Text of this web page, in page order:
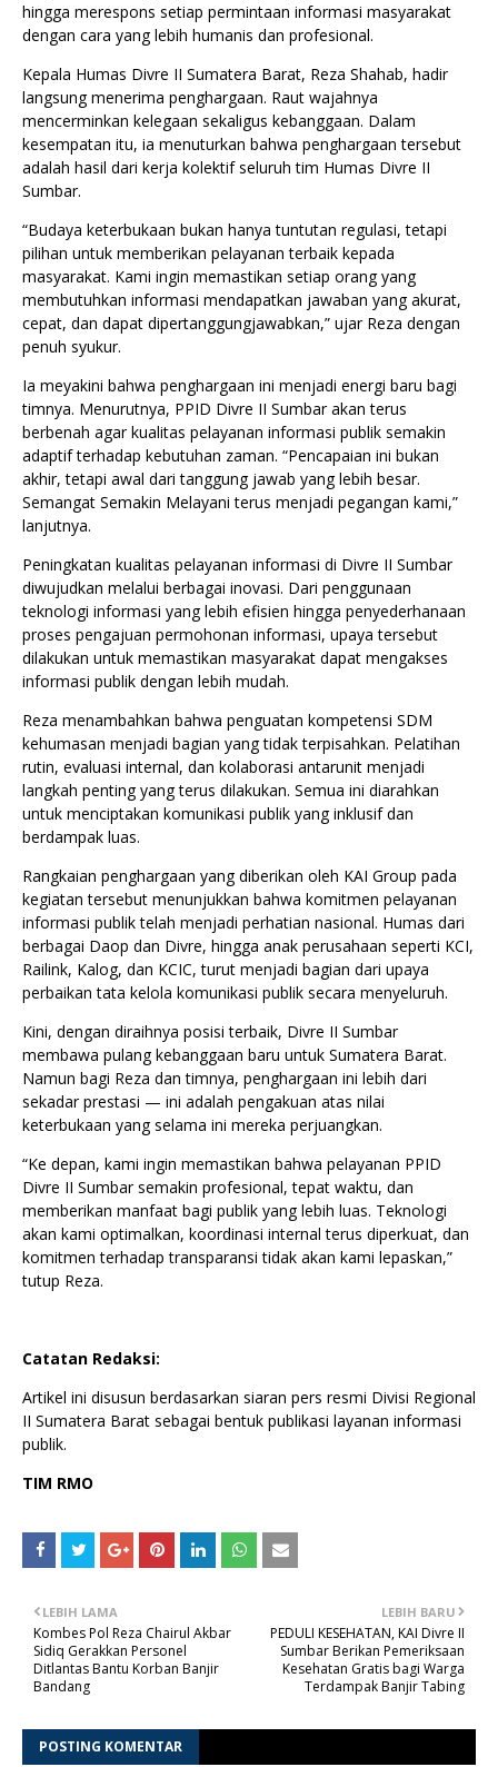
hingga merespons setiap permintaan informasi masyarakat
dengan cara yang lebih humanis dan profesional.
Kepala Humas Divre II Sumatera Barat, Reza Shahab, hadir
langsung menerima penghargaan. Raut wajahnya
mencerminkan kelegaan sekaligus kebanggaan. Dalam
kesempatan itu, ia menuturkan bahwa penghargaan tersebut
adalah hasil dari kerja kolektif seluruh tim Humas Divre II
Sumbar.
“Budaya keterbukaan bukan hanya tuntutan regulasi, tetapi
pilihan untuk memberikan pelayanan terbaik kepada
masyarakat. Kami ingin memastikan setiap orang yang
membutuhkan informasi mendapatkan jawaban yang akurat,
cepat, dan dapat dipertanggungjawabkan,” ujar Reza dengan
penuh syukur.
Ia meyakini bahwa penghargaan ini menjadi energi baru bagi
timnya. Menurutnya, PPID Divre II Sumbar akan terus
berbenah agar kualitas pelayanan informasi publik semakin
adaptif terhadap kebutuhan zaman. “Pencapaian ini bukan
akhir, tetapi awal dari tanggung jawab yang lebih besar.
Semangat Semakin Melayani terus menjadi pegangan kami,”
lanjutnya.
Peningkatan kualitas pelayanan informasi di Divre II Sumbar
diwujudkan melalui berbagai inovasi. Dari penggunaan
teknologi informasi yang lebih efisien hingga penyederhanaan
proses pengajuan permohonan informasi, upaya tersebut
dilakukan untuk memastikan masyarakat dapat mengakses
informasi publik dengan lebih mudah.
Reza menambahkan bahwa penguatan kompetensi SDM
kehumasan menjadi bagian yang tidak terpisahkan. Pelatihan
rutin, evaluasi internal, dan kolaborasi antarunit menjadi
langkah penting yang terus dilakukan. Semua ini diarahkan
untuk menciptakan komunikasi publik yang inklusif dan
berdampak luas.
Rangkaian penghargaan yang diberikan oleh KAI Group pada
kegiatan tersebut menunjukkan bahwa komitmen pelayanan
informasi publik telah menjadi perhatian nasional. Humas dari
berbagai Daop dan Divre, hingga anak perusahaan seperti KCI,
Railink, Kalog, dan KCIC, turut menjadi bagian dari upaya
perbaikan tata kelola komunikasi publik secara menyeluruh.
Kini, dengan diraihnya posisi terbaik, Divre II Sumbar
membawa pulang kebanggaan baru untuk Sumatera Barat.
Namun bagi Reza dan timnya, penghargaan ini lebih dari
sekadar prestasi — ini adalah pengakuan atas nilai
keterbukaan yang selama ini mereka perjuangkan.
“Ke depan, kami ingin memastikan bahwa pelayanan PPID
Divre II Sumbar semakin profesional, tepat waktu, dan
memberikan manfaat bagi publik yang lebih luas. Teknologi
akan kami optimalkan, koordinasi internal terus diperkuat, dan
komitmen terhadap transparansi tidak akan kami lepaskan,”
tutup Reza.
Catatan Redaksi:
Artikel ini disusun berdasarkan siaran pers resmi Divisi Regional
II Sumatera Barat sebagai bentuk publikasi layanan informasi
publik.
TIM RMO
LEBIH BARU
PEDULI KESEHATAN, KAI Divre II
Sumbar Berikan Pemeriksaan
Kesehatan Gratis bagi Warga
Terdampak Banjir Tabing
LEBIH LAMA
Kombes Pol Reza Chairul Akbar
Sidiq Gerakkan Personel
Ditlantas Bantu Korban Banjir
Bandang
POSTING KOMENTAR